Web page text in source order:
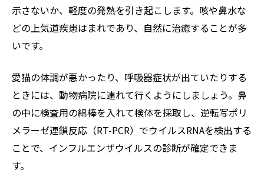
示さないか、軽度の発熱を引き起こします。咳や鼻水な
どの上気道疾患はまれであり、自然に治癒することが多
いです。
愛猫の体調が悪かったり、呼吸器症状が出ていたりする
ときには、動物病院に連れて行くようにしましょう。鼻
の中に検査用の綿棒を入れて検体を採取し、逆転写ポリ
メラーゼ連鎖反応（RT-PCR）でウイルスRNAを検出する
ことで、インフルエンザウイルスの診断が確定できま
す。